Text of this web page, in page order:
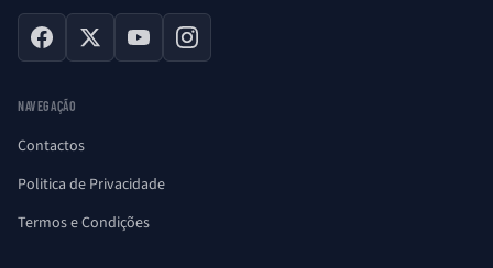
Facebook
X YouTubeInstagram
NAVEGAÇÃO
Contactos
Politica de Privacidade
Termos e Condições